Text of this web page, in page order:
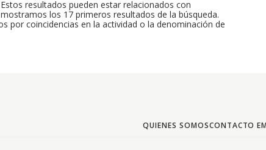
resultados pueden estar relacionados con
los 17 primeros resultados de la búsqueda.
por coincidencias en la actividad o la denominación de
QUIENES SOMOSCONTACTO